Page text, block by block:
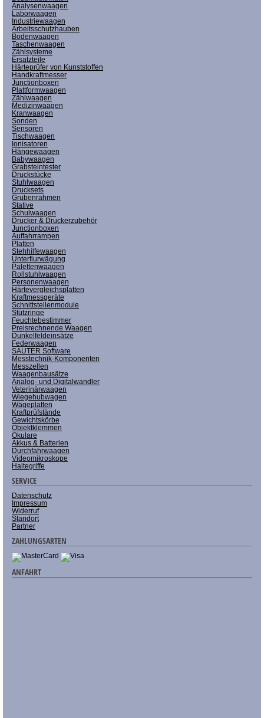
Analysenwaagen
Laborwaagen
Industriewaagen
Arbeitsschutzhauben
Bodenwaagen
Taschenwaagen
Zählsysteme
Ersatzteile
Härteprüfer von Kunststoffen
Handkraftmesser
Junctionboxen
Plattformwaagen
Zählwaagen
Medizinwaagen
Kranwaagen
Sonden
Sensoren
Tischwaagen
Ionisatoren
Hängewaagen
Babywaagen
Grabsteintester
Druckstücke
Stuhlwaagen
Drucksets
Grubenrahmen
Stative
Schulwaagen
Drucker & Druckerzubehör
Junctionboxen
Auffahrrampen
Platten
Stehhilfewaagen
Unterflurwägung
Palettenwaagen
Rollstuhlwaagen
Personenwaagen
Härtevergleichsplatten
Kraftmessgeräte
Schnittstellenmodule
Stützringe
Feuchtebestimmer
Preisrechnende Waagen
Dunkelfeldeinsätze
Federwaagen
SAUTER Software
Messtechnik-Komponenten
Messzellen
Waagenbausätze
Analog- und Digitalwandler
Veterinärwaagen
Wiegehubwagen
Wägeplatten
Kraftprüfstände
Gewichtskörbe
Objektklemmen
Okulare
Akkus & Batterien
Durchfahrwaagen
Videomikroskope
Haltegriffe
SERVICE
Datenschutz
Impressum
Widerruf
Standort
Partner
ZAHLUNGSARTEN
ANFAHRT